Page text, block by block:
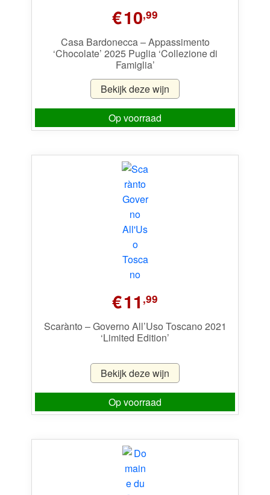
€10,99
Casa Bardonecca – Appassimento
‘Chocolate’ 2025 Puglia ‘Collezione di
Famiglia’
Bekijk deze wijn
Op voorraad
€11 ,99
Scarànto – Governo All’Uso Toscano 2021
‘Limited Edition’
Bekijk deze wijn
Op voorraad